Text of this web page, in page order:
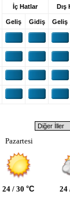
İç Hatlar Dış
Geliş Gidiş Geliş
Pazartesi
24 / 30 °C 24